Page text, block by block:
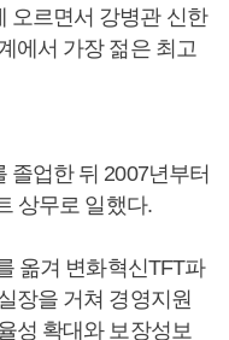
오르면서 강병관 신한
에서 가장 젊은 최고
졸업한 뒤 2007년부터
상무로 일했다.
옮겨 변화혁신TFT파
장을 거쳐 경영지원
성 확대와 보장성보